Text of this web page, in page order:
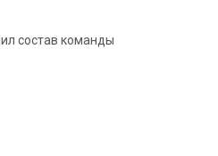
состав команды